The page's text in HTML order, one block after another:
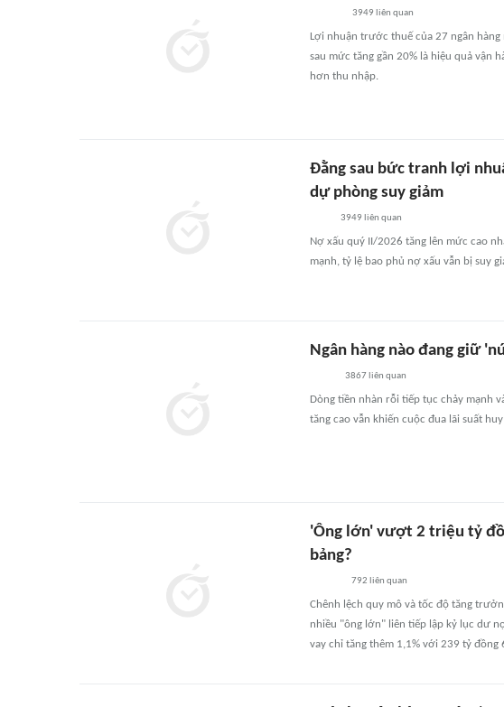
3949 liên quan
Lợi nhuận trước thuế của 27 ngân
sau mức tăng gần 20% là hiệu quả vận
hơn thu nhập.
Đằng sau bức tranh lợi
dự phòng suy giảm
3949 liên quan
Nợ xấu quý II/2026 tăng lên mức cao
mạnh, tỷ lệ bao phủ nợ xấu vẫn bị suy
Ngân hàng nào đang giữ
3867liên quan
Dòng tiền nhàn rỗi tiếp tục chảy mạnh
tăng cao vẫn khiến cuộc đua lãi suất
'Ông lớn' vượt 2 triệu tỷ
bảng?
792 liên quan
Chênh lệch quy mô và tốc độ tăng
nhiều "ông lớn" liên tiếp lập kỷ lục dư
vay chỉ tăng thêm 1,1% với 239 tỷ đồng